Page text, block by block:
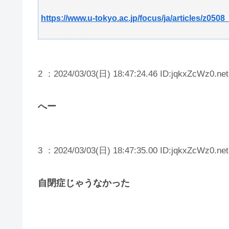
https://www.u-tokyo.ac.jp/focus/ja/articles/
2 ：2024/03/03(日) 18:47:24.46 ID:jqkxZcWz0.net
へー
3 ：2024/03/03(日) 18:47:35.00 ID:jqkxZcWz0.net
自閉症じゃうなかった